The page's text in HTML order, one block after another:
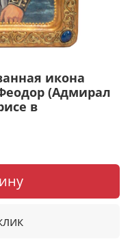
икона
(Адмирал
в